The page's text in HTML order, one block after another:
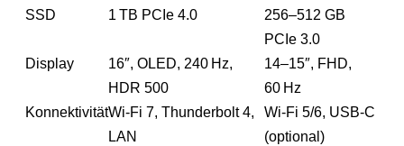
SSD
1 TB PCIe 4.0
256–512 GB
PCIe 3.0
Display
16″, OLED, 240 Hz,
HDR 500
14–15″, FHD,
60 Hz
KonnektivitätWi-Fi 7, Thunderbolt 4,
LAN
Wi-Fi 5/6, USB-C
(optional)